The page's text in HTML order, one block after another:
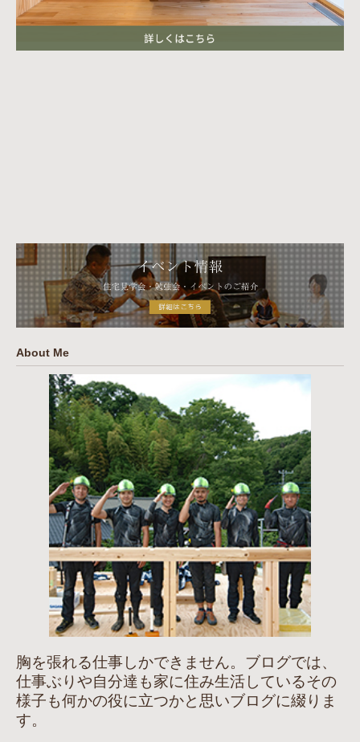
About Me
胸を張れる仕事しかできません。ブログでは、
仕事ぶりや自分達も家に住み生活しているその
様子も何かの役に立つかと思いブログに綴りま
す。